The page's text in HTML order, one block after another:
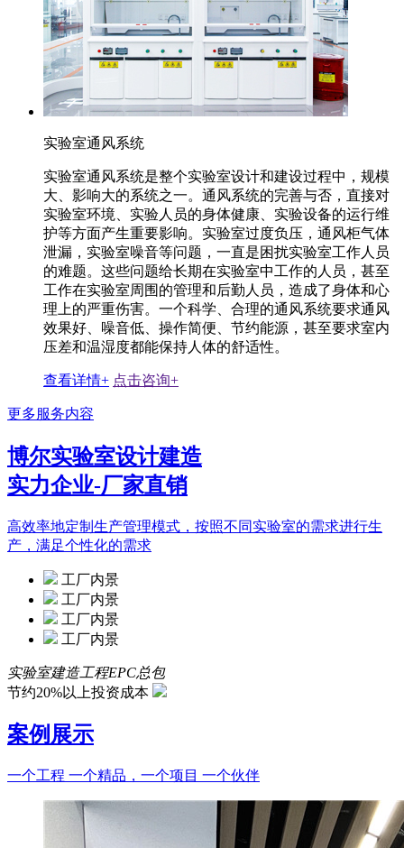
实验室通风系统
实验室通风系统是整个实验室设计和建设过程中，规模
大、影响大的系统之一。通风系统的完善与否，直接对
实验室环境、实验人员的身体健康、实验设备的运行维
护等方面产生重要影响。实验室过度负压，通风柜气体
泄漏，实验室噪音等问题，一直是困扰实验室工作人员
的难题。这些问题给长期在实验室中工作的人员，甚至
工作在实验室周围的管理和后勤人员，造成了身体和心
理上的严重伤害。一个科学、合理的通风系统要求通风
效果好、噪音低、操作简便、节约能源，甚至要求室内
压差和温湿度都能保持人体的舒适性。
查看详情+ 点击咨询+
更多服务内容
博尔实验室设计建造
实力企业-厂家直销
高效率地定制生产管理模式，按照不同实验室的需求进行生
产，满足个性化的需求
工厂内景
工厂内景
工厂内景
工厂内景
实验室建造工程EPC总包
节约20%以上投资成本
案例展示
一个工程 一个精品，一个项目 一个伙伴